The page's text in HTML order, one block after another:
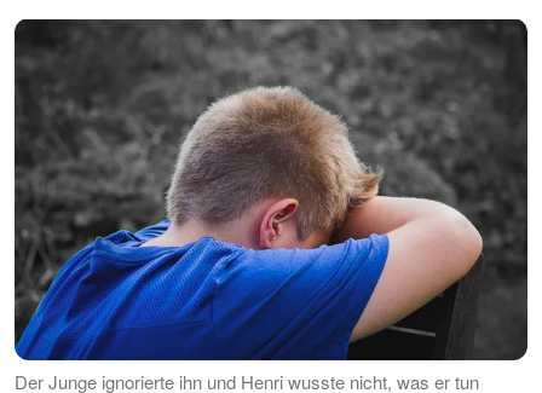
Der Junge ignorierte ihn und Henri wusste nicht, was er tun